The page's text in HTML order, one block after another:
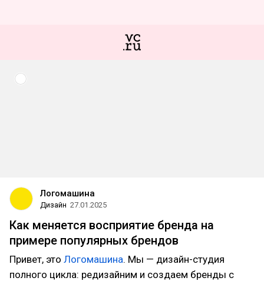
Логомашина
Дизайн 27.01.2025
Как меняется восприятие бренда на
примере популярных брендов
Привет, это Логомашина. Мы — дизайн-студия
полного цикла: редизайним и создаем бренды с